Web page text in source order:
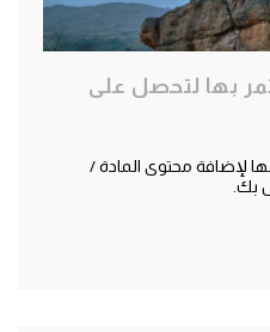
بها لتحصل على
لإضافة محتوى المادة /
بك.